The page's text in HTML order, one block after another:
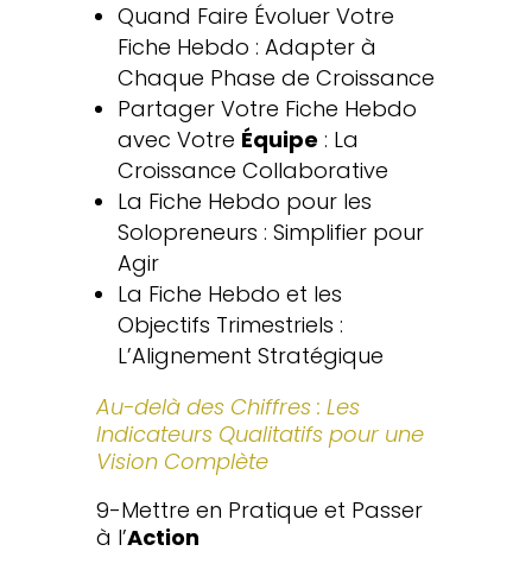
Quand Faire Évoluer Votre
Fiche Hebdo : Adapter à
Chaque Phase de Croissance
Partager Votre Fiche Hebdo
avec Votre Équipe : La
Croissance Collaborative
La Fiche Hebdo pour les
Solopreneurs : Simplifier pour
Agir
La Fiche Hebdo et les
Objectifs Trimestriels :
L’Alignement Stratégique
Au-delà des Chiffres : Les
Indicateurs Qualitatifs pour une
Vision Complète
9-Mettre en Pratique et Passer
à l’Action